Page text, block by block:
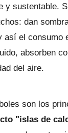
y sustentable.
dan
así el consumo
absorben
del aire.
son los
"islas de